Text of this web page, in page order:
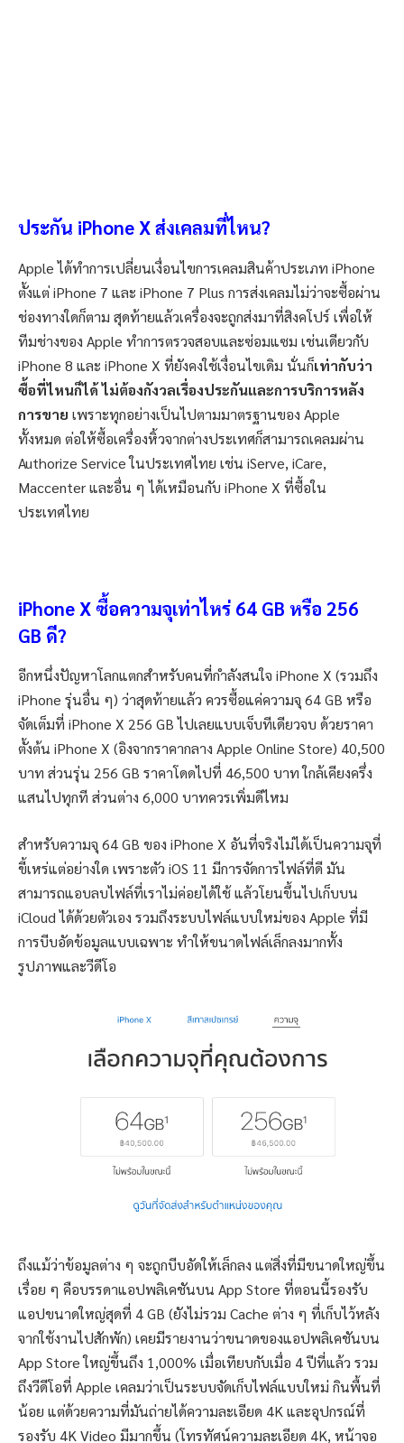
ประกัน iPhone X ส่งเคลมที่ไหน?
Apple ได้ทำการเปลี่ยนเงื่อนไขการเคลมสินค้าประเภท iPhone
ตั้งแต่ iPhone 7 และ iPhone 7 Plus การส่งเคลมไม่ว่าจะซื้อผ่าน
ช่องทางใดก็ตาม สุดท้ายแล้วเครื่องจะถูกส่งมาที่สิงคโปร์ เพื่อให้
ทีมช่างของ Apple ทำการตรวจสอบและซ่อมแซม เช่นเดียวกับ
iPhone 8 และ iPhone X ที่ยังคงใช้เงื่อนไขเดิม นั่นก็เท่ากับว่า
ซื้อที่ไหนก็ได้ ไม่ต้องกังวลเรื่องประกันและการบริการหลัง
การขาย เพราะทุกอย่างเป็นไปตามมาตรฐานของ Apple
ทั้งหมด ต่อให้ซื้อเครื่องหิ้วจากต่างประเทศก็สามารถเคลมผ่าน
Authorize Service ในประเทศไทย เช่น iServe, iCare,
Maccenter และอื่น ๆ ได้เหมือนกับ iPhone X ที่ซื้อใน
ประเทศไทย
iPhone X ซื้อความจุเท่าไหร่ 64 GB หรือ 256
GB ดี?
อีกหนึ่งปัญหาโลกแตกสำหรับคนที่กำลังสนใจ iPhone X (รวมถึง
iPhone รุ่นอื่น ๆ) ว่าสุดท้ายแล้ว ควรซื้อแค่ความจุ 64 GB หรือ
จัดเต็มที่ iPhone X 256 GB ไปเลยแบบเจ็บทีเดียวจบ ด้วยราคา
ตั้งต้น iPhone X (อิงจากราคากลาง Apple Online Store) 40,500
บาท ส่วนรุ่น 256 GB ราคาโดดไปที่ 46,500 บาท ใกล้เคียงครึ่ง
แสนไปทุกที ส่วนต่าง 6,000 บาทควรเพิ่มดีไหม
สำหรับความจุ 64 GB ของ iPhone X อันที่จริงไม่ได้เป็นความจุที่
ขี้เหร่แต่อย่างใด เพราะตัว iOS 11 มีการจัดการไฟล์ที่ดี มัน
สามารถแอบลบไฟล์ที่เราไม่ค่อยได้ใช้ แล้วโยนขึ้นไปเก็บบน
iCloud ได้ด้วยตัวเอง รวมถึงระบบไฟล์แบบใหม่ของ Apple ที่มี
การบีบอัดข้อมูลแบบเฉพาะ ทำให้ขนาดไฟล์เล็กลงมากทั้ง
รูปภาพและวีดีโอ
ถึงแม้ว่าข้อมูลต่าง ๆ จะถูกบีบอัดให้เล็กลง แต่สิ่งที่มีขนาดใหญ่ขึ้น
เรื่อย ๆ คือบรรดาแอปพลิเคชันบน App Store ที่ตอนนี้รองรับ
แอปขนาดใหญ่สุดที่ 4 GB (ยังไม่รวม Cache ต่าง ๆ ที่เก็บไว้หลัง
จากใช้งานไปสักพัก) เคยมีรายงานว่าขนาดของแอปพลิเคชันบน
App Store ใหญ่ขึ้นถึง 1,000% เมื่อเทียบกับเมื่อ 4 ปีที่แล้ว รวม
ถึงวีดีโอที่ Apple เคลมว่าเป็นระบบจัดเก็บไฟล์แบบใหม่ กินพื้นที่
น้อย แต่ด้วยความที่มันถ่ายได้ความละเอียด 4K และอุปกรณ์ที่
รองรับ 4K Video มีมากขึ้น (โทรทัศน์ความละเอียด 4K, หน้าจอ